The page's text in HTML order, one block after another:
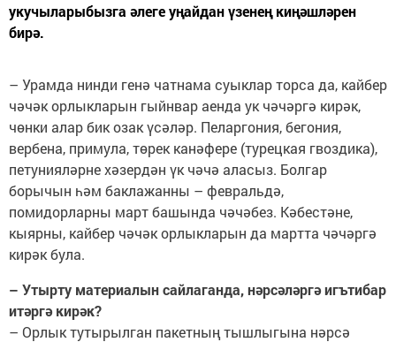
укучыларыбызга әлеге уңайдан үзенең киңәшләрен
бирә.
– Урамда нинди генә чатнама суыклар торса да, кайбер
чәчәк орлыкларын гыйнвар аенда ук чәчәргә кирәк,
чөнки алар бик озак үсәләр. Пеларгония, бегония,
вербена, примула, төрек канәфере (турецкая гвоздика),
петунияләрне хәзердән үк чәчә аласыз. Болгар
борычын һәм баклажанны – февральдә,
помидорларны март башында чәчәбез. Кәбестәне,
кыярны, кайбер чәчәк орлыкларын да мартта чәчәргә
кирәк була.
– Утырту материалын сайлаганда, нәрсәләргә игътибар
итәргә кирәк?
– Орлык тутырылган пакетның тышлыгына нәрсә